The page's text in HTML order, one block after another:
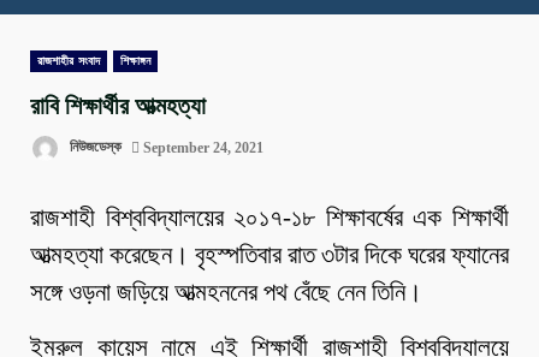
রাজশাহীর সংবাদ শিক্ষাঙ্গন
রাবি শিক্ষার্থীর আত্মহত্যা
নিউজডেস্ক September 24, 2021
রাজশাহী বিশ্ববিদ্যালয়ের ২০১৭-১৮ শিক্ষাবর্ষের এক শিক্ষার্থী
আত্মহত্যা করেছেন। বৃহস্পতিবার রাত ৩টার দিকে ঘরের ফ্যানের
সঙ্গে ওড়না জড়িয়ে আত্মহননের পথ বেঁছে নেন তিনি।
ইমরুল কায়েস নামে এই শিক্ষার্থী রাজশাহী বিশ্ববিদ্যালয়ে